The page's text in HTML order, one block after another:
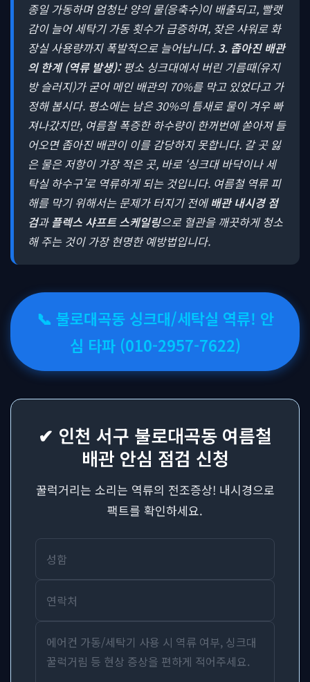
종일 가동하며 엄청난 양의 물(응축수)이 배출되고, 빨랫
감이 늘어 세탁기 가동 횟수가 급증하며, 잦은 샤워로 화
장실 사용량까지 폭발적으로 늘어납니다. 3. 좁아진 배관
의 한계 (역류 발생):평소 싱크대에서 버린 기름때(유지
방 슬러지)가 굳어 메인 배관의 70%를 막고 있었다고 가
정해 봅시다. 평소에는 남은 30%의 틈새로 물이 겨우 빠
져나갔지만, 여름철 폭증한 하수량이 한꺼번에 쏟아져 들
어오면 좁아진 배관이 이를 감당하지 못합니다. 갈 곳 잃
은 물은 저항이 가장 적은 곳, 바로 ‘싱크대 바닥이나 세
탁실 하수구’로 역류하게 되는 것입니다. 여름철 역류 피
해를 막기 위해서는 문제가 터지기 전에배관 내시경 점
검과 플렉스 샤프트 스케일링으로 혈관을 깨끗하게 청소
해 주는 것이 가장 현명한 예방법입니다.
📞 불로대곡동 싱크대/세탁실 역류! 안
심 타파 (010-2957-7622)
✔ 인천 서구 불로대곡동 여름철
배관 안심 점검 신청
꿀럭거리는 소리는 역류의 전조증상! 내시경으로
팩트를 확인하세요.